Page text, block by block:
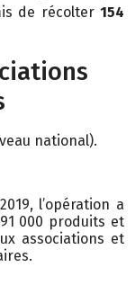
de récolter 154
national).
l’opération a
000 produits et
associations et